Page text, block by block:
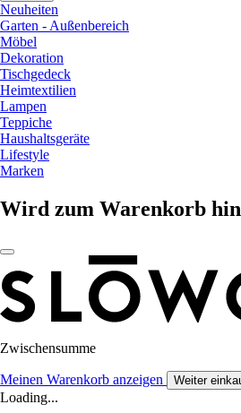
Neuheiten
Garten - Außenbereich
Möbel
Dekoration
Tischgedeck
Heimtextilien
Lampen
Teppiche
Haushaltsgeräte
Lifestyle
Marken
Wird zum Warenkorb
Zwischensumme
Meinen Warenkorb anzeigen Weiter
Loading...